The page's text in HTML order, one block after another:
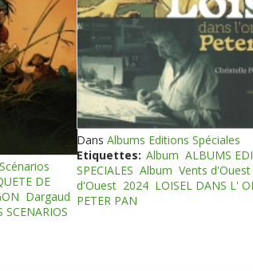
DE
Dargaud
Dans Albums Editions Spéciales
Etiquettes: Album ALBUMS
SPECIALES Album Vents d'Ouest
d'Ouest 2024 LOISEL DANS L'
PETER PAN